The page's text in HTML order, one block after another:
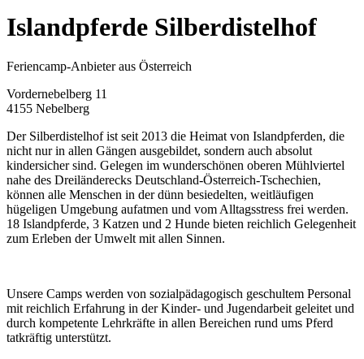
Islandpferde Silberdistelhof
Feriencamp-Anbieter aus Österreich
Vordernebelberg 11
4155 Nebelberg
Der Silberdistelhof ist seit 2013 die Heimat von Islandpferden, die
nicht nur in allen Gängen ausgebildet, sondern auch absolut
kindersicher sind. Gelegen im wunderschönen oberen Mühlviertel
nahe des Dreiländerecks Deutschland-Österreich-Tschechien,
können alle Menschen in der dünn besiedelten, weitläufigen
hügeligen Umgebung aufatmen und vom Alltagsstress frei werden.
18 Islandpferde, 3 Katzen und 2 Hunde bieten reichlich Gelegenheit
zum Erleben der Umwelt mit allen Sinnen.
Unsere Camps werden von sozialpädagogisch geschultem Personal
mit reichlich Erfahrung in der Kinder- und Jugendarbeit geleitet und
durch kompetente Lehrkräfte in allen Bereichen rund ums Pferd
tatkräftig unterstützt.